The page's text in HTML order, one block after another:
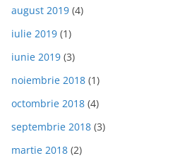
august 2019 (4)
iulie 2019 (1)
iunie 2019 (3)
noiembrie 2018 (1)
octombrie 2018 (4)
septembrie 2018 (3)
martie 2018 (2)